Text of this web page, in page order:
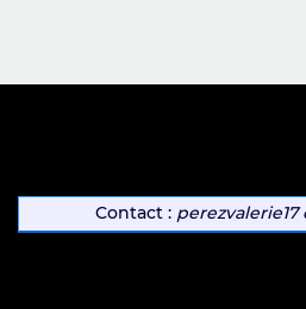
Contact : perezvalerie17